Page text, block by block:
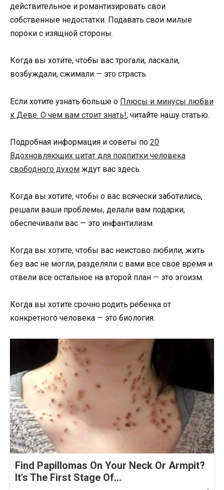
действительное и романтизировать свои
собственные недостатки. Подавать свои милые
пороки с изящной стороны.
Когда вы хотите, чтобы вас трогали, ласкали,
возбуждали, сжимали — это страсть.
Если хотите узнать больше о Плюсы и минусы любви
к Деве. О чем вам стоит знать!, читайте нашу статью.
Подробная информация и советы по 20
Вдохновляющих цитат для подпитки человека
свободного духом ждут вас здесь.
Когда вы хотите, чтобы о вас всячески заботились,
решали ваши проблемы, делали вам подарки,
обеспечивали вас — это инфантилизм.
Когда вы хотите, чтобы вас неистово любили, жить
без вас не могли, разделяли с вами все свое время и
отвели все остальное на второй план — это эгоизм.
Когда вы хотите срочно родить ребенка от
конкретного человека — это биология.
Find Papillomas On Your Neck Or Armpit?
It's The First Stage Of...